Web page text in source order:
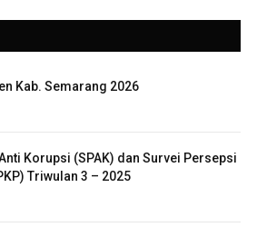
Kab. Semarang 2026
Korupsi (SPAK) dan Survei Persepsi
Triwulan 3 – 2025